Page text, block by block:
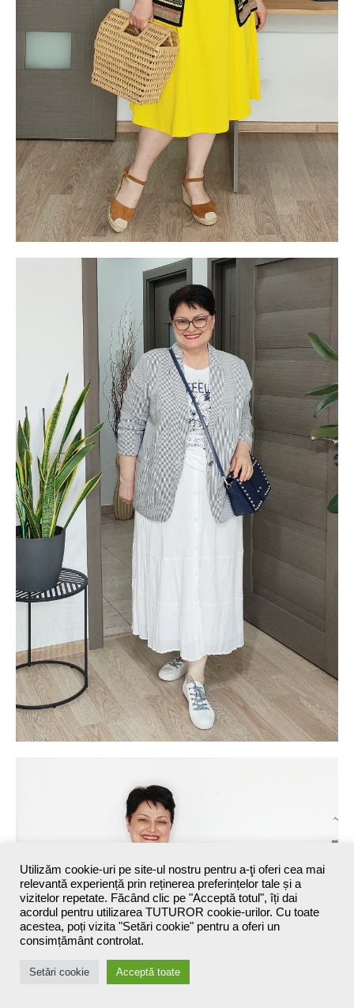
Utilizăm cookie-uri pe site-ul nostru pentru a-ţi oferi cea mai
relevantă experiență prin reținerea preferințelor tale și a
vizitelor repetate. Făcând clic pe "Acceptă totul", îți dai
acordul pentru utilizarea TUTUROR cookie-urilor. Cu toate
acestea, poți vizita "Setări cookie" pentru a oferi un
consimțământ controlat.
Setări cookie Acceptă toate